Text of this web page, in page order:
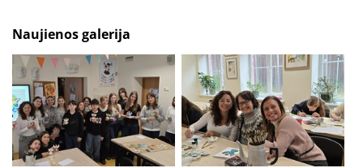
Naujienos galerija